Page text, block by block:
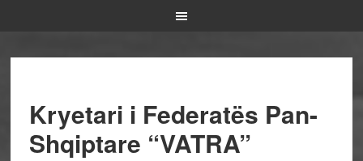
Kryetari i Federatës Pan-
Shqiptare “VATRA”